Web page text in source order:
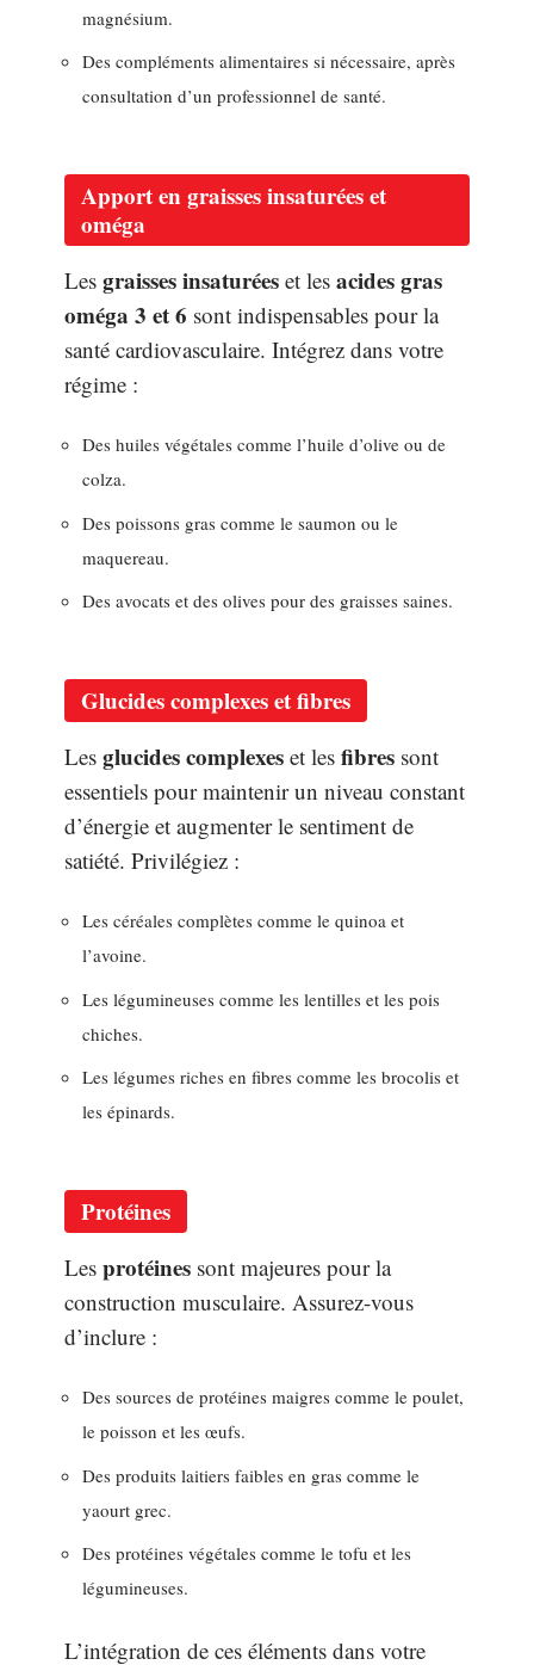
magnésium.
Des compléments alimentaires si nécessaire, après
consultation d’un professionnel de santé.
Apport en graisses insaturées et
oméga
Les graisses insaturées et les acides gras
oméga 3 et 6 sont indispensables pour la
santé cardiovasculaire. Intégrez dans votre
régime :
Des huiles végétales comme l’huile d’olive ou de
colza.
Des poissons gras comme le saumon ou le
maquereau.
Des avocats et des olives pour des graisses saines.
Glucides complexes et fibres
Les glucides complexes et les fibres sont
essentiels pour maintenir un niveau constant
d’énergie et augmenter le sentiment de
satiété. Privilégiez :
Les céréales complètes comme le quinoa et
l’avoine.
Les légumineuses comme les lentilles et les pois
chiches.
Les légumes riches en fibres comme les brocolis et
les épinards.
Protéines
Les protéines sont majeures pour la
construction musculaire. Assurez-vous
d’inclure :
Des sources de protéines maigres comme le poulet,
le poisson et les œufs.
Des produits laitiers faibles en gras comme le
yaourt grec.
Des protéines végétales comme le tofu et les
légumineuses.
L’intégration de ces éléments dans votre